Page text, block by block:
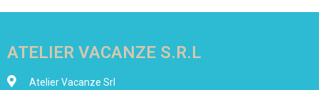
ATELIER VACANZE S.R.L
Atelier Vacanze Srl